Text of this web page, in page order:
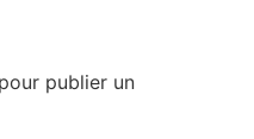
publier un